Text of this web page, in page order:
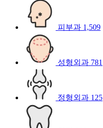
피부과 1,509
성형외과 781
정형외과 125